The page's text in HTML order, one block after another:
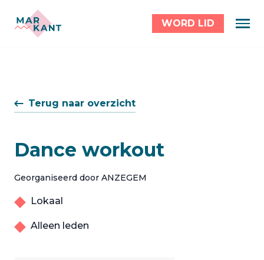
WORD LID
Terug naar overzicht
Dance workout
Georganiseerd door ANZEGEM
Lokaal
Alleen leden